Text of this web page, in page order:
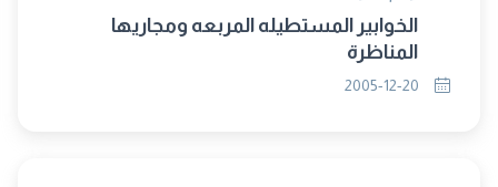
الخوابير المستطيله المربعه ومجاريها
المناظرة